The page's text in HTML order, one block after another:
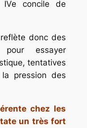
concile de
donc des
pour essayer
tentatives
pression des
chez les
un très fort